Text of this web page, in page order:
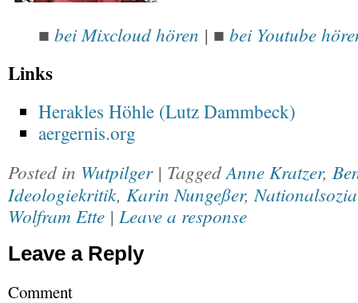
■ bei Mixcloud hören | ■ bei Youtube
Links
Herakles Höhle (Lutz Dammbeck)
aergernis.org
Posted in Wutpilger | TaggedAnne Kratzer,
Ideologiekritik, Karin Nungeßer,
Wolfram Ette | Leave a response
Leave a Reply
Comment